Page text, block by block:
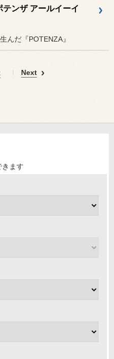
テンザ アールイーイ
んだ『POTENZA』
Next
ます